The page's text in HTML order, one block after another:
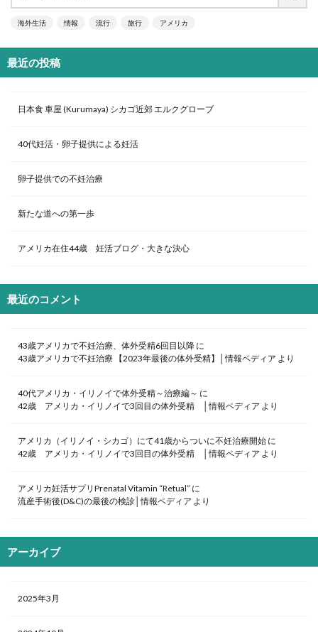
海外生活 情報 流行 旅行 アメリカ
最近の投稿
日本食 車屋 (Kurumaya) シカゴ近郊 エルクグローブ
40代妊活・卵子提供による妊活
卵子提供での不妊治療
新たな道への第一歩
アメリカ在住44歳 妊活ブログ・大きな決心
最近のコメント
43歳アメリカで不妊治療、体外受精6回目以降 に
43歳アメリカで不妊治療 【2023年最後の体外受精】│情報ペディア より
40代アメリカ・イリノイで体外受精～治療編～ に
42歳 アメリカ・イリノイで3回目の体外受精 │情報ペディア より
アメリカ（イリノイ・シカゴ）にて41歳からついに不妊治療開始 に
42歳 アメリカ・イリノイで3回目の体外受精 │情報ペディア より
アメリカ妊活サプリPrenatal Vitamin “Retual” に
流産手術後(D&C)の最後の検診│情報ペディア より
アーカイブ
2025年3月